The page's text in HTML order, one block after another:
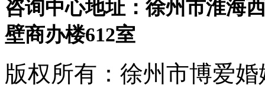
咨询中心地址：徐州市淮海
壁商办楼612室
版权所有：徐州市博爱